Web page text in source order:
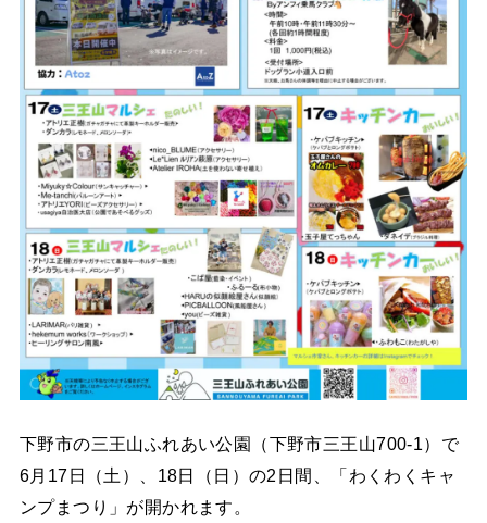
下野市の三王山ふれあい公園（下野市三王山700-1）で
6月17日（土）、18日（日）の2日間、「わくわくキャ
ンプまつり」が開かれます。